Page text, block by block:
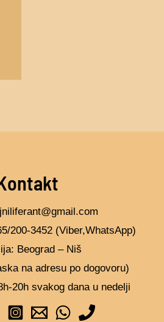
200-3452 (Viber,WhatsApp)
Beograd – Niš
na adresu po dogovoru)
20h svakog dana u nedelji